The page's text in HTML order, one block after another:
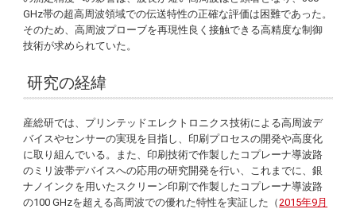
GHz帯の超高周波領域での伝送特性の正確な評価は困難であった。
そのため、高周波プローブを再現性良く接触できる高精度な制御
技術が求められていた。
研究の経緯
産総研では、プリンテッドエレクトロニクス技術による高周波デ
バイスやセンサーの実現を目指し、印刷プロセスの開発や高度化
に取り組んでいる。また、印刷技術で作製したコプレーナ導波路
のミリ波帯デバイスへの応用の研究開発を行い、これまでに、銀
ナノインクを用いたスクリーン印刷で作製したコプレーナ導波路
の100 GHzを超える高周波での優れた特性を実証した（ 2015年9月